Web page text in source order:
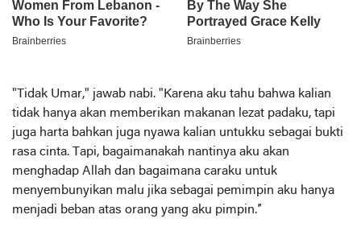
"Tidak Umar," jawab nabi. "Karena aku tahu bahwa kalian
tidak hanya akan memberikan makanan lezat padaku, tapi
juga harta bahkan juga nyawa kalian untukku sebagai bukti
rasa cinta. Tapi, bagaimanakah nantinya aku akan
menghadap Allah dan bagaimana caraku untuk
menyembunyikan malu jika sebagai pemimpin aku hanya
menjadi beban atas orang yang aku pimpin.”